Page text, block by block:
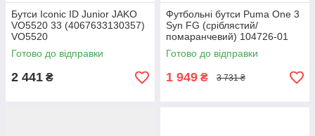
Бутси Iconic ID Junior JAKO
VO5520 33 (4067633130357)
VO5520
Готово до відправки
2 441 ₴
Футбольні бутси Puma One 3
Syn FG (сріблястий/
помаранчевий) 104726-01
Розмір EU: 46
Готово до відправки
1 949 ₴ 3 731 ₴